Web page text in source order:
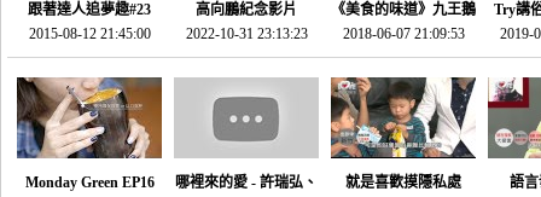
跟著達人追夢趣#23
promo-我想開間咖啡
館(謝佳凌)
2015-08-12 21:45:00
高向鵬紀念影片
2022-10-31 23:13:23
《美食的味道》九王鵝
肉
2018-06-07 21:09:53
Try講
2019-
Monday Green EP16
哪裡來的愛 - 許瑞弘、
就是喜歡摸隱私處
語